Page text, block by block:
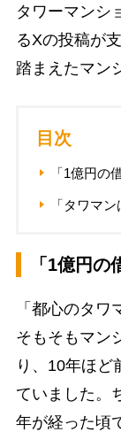
タワーマンシ
るXの投稿が
踏まえたマン
目次
「1億円の
「タワマ
「1億円
「都心のタワ
そもそもマン
り、10年ほど
ていました。
年が経った頃